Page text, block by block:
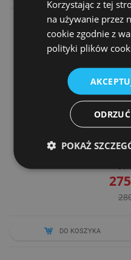
SZUFLADA
DO KOSZYKA
Korzystając z tej
na używanie przez
cookie zgodnie z
polityki plików
POKAŻ